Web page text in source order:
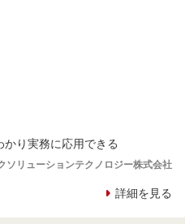
り実務に応用できる
ソリューションテクノロジー株式会社
詳細を見る